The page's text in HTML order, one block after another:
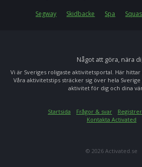
Segway Skidbacke Spa
Något att göra, nära
Vi är Sveriges roligaste aktivitetsportal. Här
Våra aktivitetstips sträcker sig över hela
aktivitet för dig och dina
Startsida Frågor & svar
Kontakta Activated
© 2026 Activated.se